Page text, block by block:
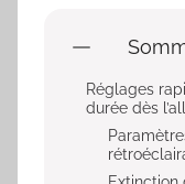
Réglages
durée dès